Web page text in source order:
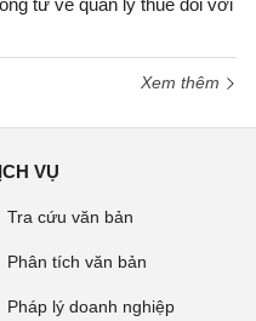
Xem thêm
VỤ
Tra cứu văn bản
Phân tích văn bản
Pháp lý doanh nghiệp